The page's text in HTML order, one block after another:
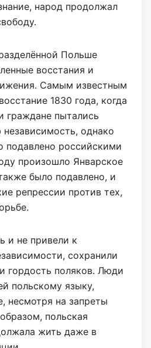
народ продолжал
Польше
восстания и
Самым известным
1830 года, когда
граждане пытались
однако
подавлено российскими
произошло Январское
было подавлено, и
репрессии против тех,
и не привели к
сохранили
гордость поляков. Люди
польскому языку,
несмотря на запреты
польская
жить даже в